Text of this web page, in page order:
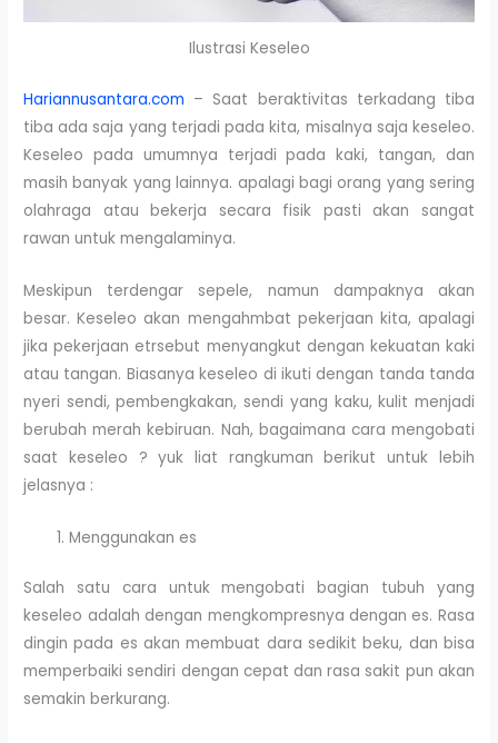
Ilustrasi Keseleo
Hariannusantara.com – Saat beraktivitas terkadang tiba
tiba ada saja yang terjadi pada kita, misalnya saja keseleo.
Keseleo pada umumnya terjadi pada kaki, tangan, dan
masih banyak yang lainnya. apalagi bagi orang yang sering
olahraga atau bekerja secara fisik pasti akan sangat
rawan untuk mengalaminya.
Meskipun terdengar sepele, namun dampaknya akan
besar. Keseleo akan mengahmbat pekerjaan kita, apalagi
jika pekerjaan etrsebut menyangkut dengan kekuatan kaki
atau tangan. Biasanya keseleo di ikuti dengan tanda tanda
nyeri sendi, pembengkakan, sendi yang kaku, kulit menjadi
berubah merah kebiruan. Nah, bagaimana cara mengobati
saat keseleo ? yuk liat rangkuman berikut untuk lebih
jelasnya :
Menggunakan es
Salah satu cara untuk mengobati bagian tubuh yang
keseleo adalah dengan mengkompresnya dengan es. Rasa
dingin pada es akan membuat dara sedikit beku, dan bisa
memperbaiki sendiri dengan cepat dan rasa sakit pun akan
semakin berkurang.